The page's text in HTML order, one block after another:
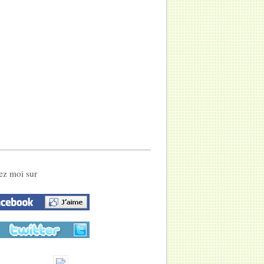
moi sur